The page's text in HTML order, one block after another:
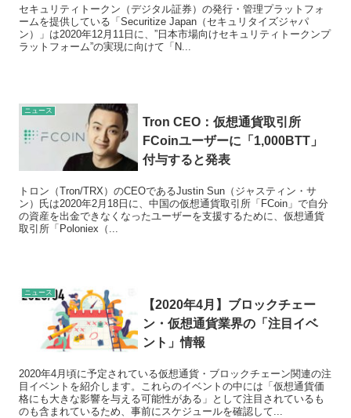
セキュリティトークン（デジタル証券）の発行・管理プラットフォ
ームを提供している「Securitize Japan（セキュリタイズジャパ
ン）」は2020年12月11日に、”日本市場向けセキュリティトークンプ
ラットフォーム”の実現に向けて「N...
ニュース
Tron CEO：仮想通貨取引所
FCoinユーザーに「1,000BTT」
付与すると発表
トロン（Tron/TRX）のCEOであるJustin Sun（ジャスティン・サ
ン）氏は2020年2月18日に、中国の仮想通貨取引所「FCoin」で自分
の資産を出金できなくなったユーザーを支援するために、仮想通貨
取引所「Poloniex（...
ニュース
【2020年4月】ブロックチェー
ン・仮想通貨業界の「注目イベ
ント」情報
2020年4月頃に予定されている仮想通貨・ブロックチェーン関連の注
目イベントを紹介します。これらのイベントの中には「仮想通貨価
格にも大きな影響を与える可能性がある」として注目されているも
のも含まれているため、事前にスケジュールを確認して...